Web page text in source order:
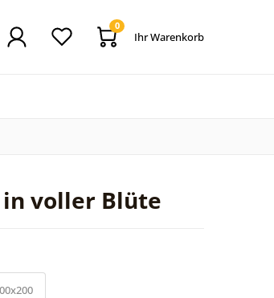
0
Ihr Warenkorb
voller Blüte